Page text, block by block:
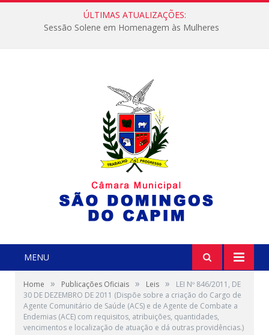
ÚLTIMAS ATUALIZAÇÕES:
Sessão Solene em Homenagem às Mulheres
MENU
Home » Publicações Oficiais » Leis »
LEI Nº 846/2011, DE
30 DE DEZEMBRO DE 2011 (Dispõe sobre a criação do Cargo de
Agente Comunitário de Saúde (ACS) e de Agente de Combate a
Endemias (ACE) com requisitos, atribuições, quantidades,
vencimentos e localização de atuação e dá outras providências.)